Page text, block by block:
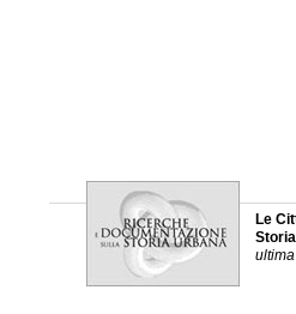
Le